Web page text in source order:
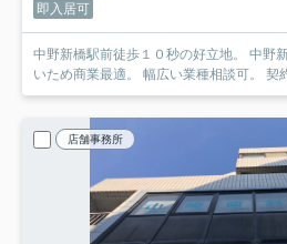
即入居可
中野新橋駅前徒歩１０秒の好立地。 中野
いため商業最適。 幅広い業種相談可。 契
店舗事務所